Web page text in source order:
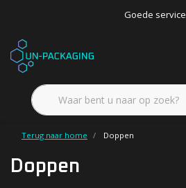
Goede service
Terug naar home Doppen
Doppen